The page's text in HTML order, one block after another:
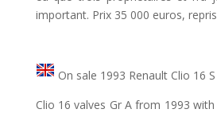
important. Prix 35 000 euros,
On sale 1993 Renault Clio 16 S
Clio 16 valves Gr A from 1993